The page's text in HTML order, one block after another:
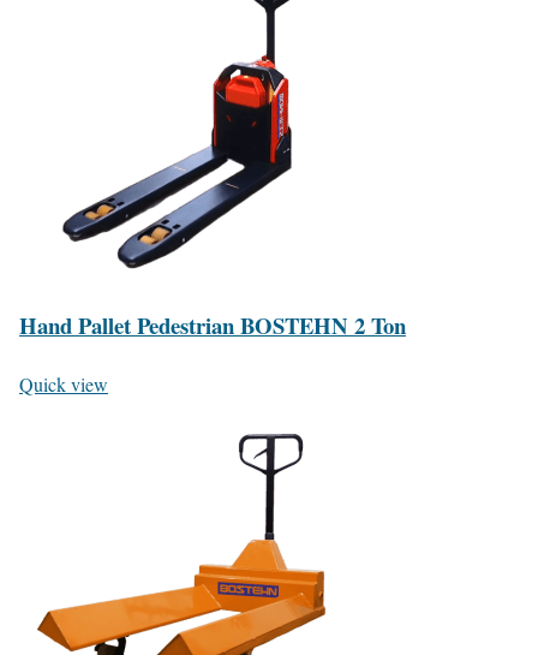
Hand Pallet Pedestrian BOSTEHN 2 Ton
Quick view